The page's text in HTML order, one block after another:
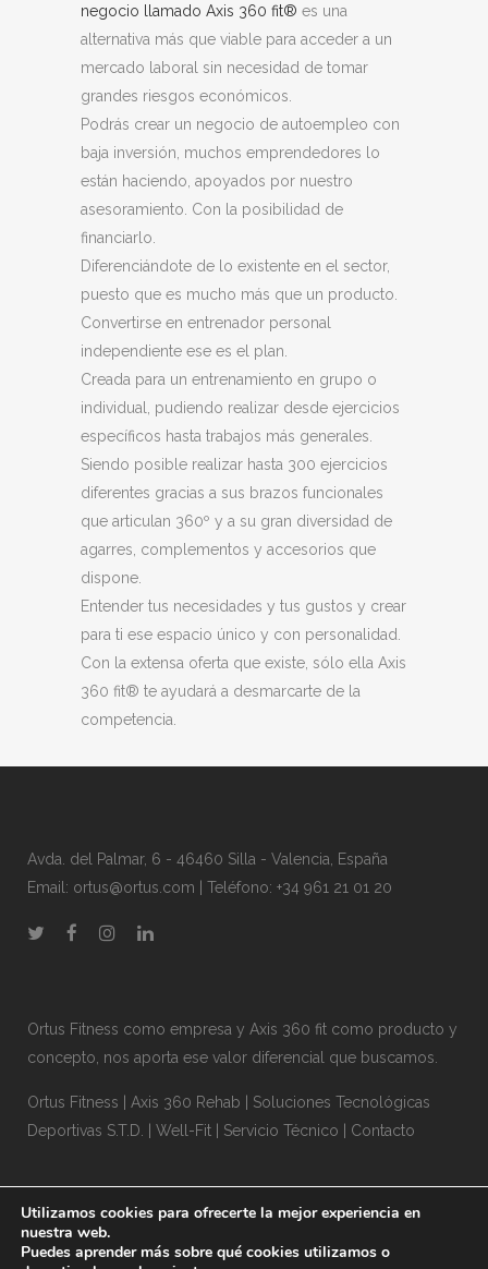
negocio llamado Axis 360 fit® es una
alternativa más que viable para acceder a un
mercado laboral sin necesidad de tomar
grandes riesgos económicos.
Podrás crear un negocio de autoempleo con
baja inversión, muchos emprendedores lo
están haciendo, apoyados por nuestro
asesoramiento. Con la posibilidad de
financiarlo.
Diferenciándote de lo existente en el sector,
puesto que es mucho más que un producto.
Convertirse en entrenador personal
independiente ese es el plan.
Creada para un entrenamiento en grupo o
individual, pudiendo realizar desde ejercicios
específicos hasta trabajos más generales.
Siendo posible realizar hasta 300 ejercicios
diferentes gracias a sus brazos funcionales
que articulan 360º y a su gran diversidad de
agarres, complementos y accesorios que
dispone.
Entender tus necesidades y tus gustos y crear
para ti ese espacio único y con personalidad.
Con la extensa oferta que existe, sólo ella Axis
360 fit® te ayudará a desmarcarte de la
competencia.
Avda. del Palmar, 6 - 46460 Silla - Valencia, España
Email: ortus@ortus.com | Teléfono: +34 961 21 01 20
Ortus Fitness como empresa y Axis 360 fit como producto y
concepto, nos aporta ese valor diferencial que buscamos.
Ortus Fitness Axis 360 Rehab
Soluciones Tecnológicas
Deportivas S.T.D.
Well-Fit Servicio Técnico Contacto
Utilizamos cookies para ofrecerte la mejor experiencia en
nuestra web.
Puedes aprender más sobre qué cookies utilizamos o